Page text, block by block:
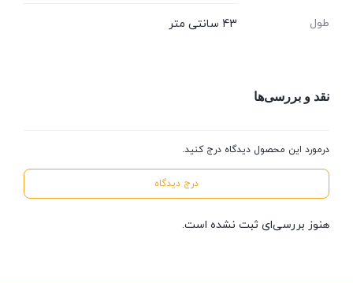
طول 43 سانتی متر
نقد و بررسی‌ها
درمورد این محصول دیدگاه درج کنید.
درج دیدگاه
هنوز بررسی‌ای ثبت نشده است.